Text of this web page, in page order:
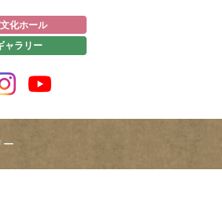
化ホール
ャラリー
ー